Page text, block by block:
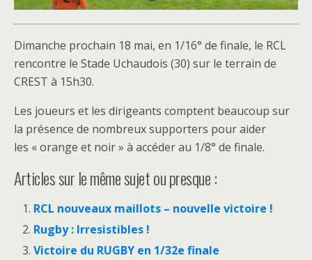
Dimanche prochain 18 mai, en 1/16° de finale, le RCL
rencontre le Stade Uchaudois (30) sur le terrain de
CREST à 15h30.
Les joueurs et les dirigeants comptent beaucoup sur
la présence de nombreux supporters pour aider
les « orange et noir » à accéder au 1/8° de finale.
Articles sur le même sujet ou presque :
RCL nouveaux maillots – nouvelle victoire !
Rugby : Irresistibles !
Victoire du RUGBY en 1/32e finale